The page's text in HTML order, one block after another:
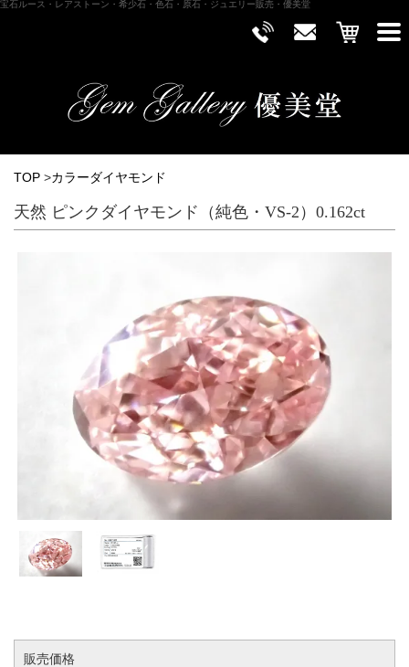
宝石ルース・レアストーン・希少石・色石・原石・ジュエリー販売・優美堂
TOP >カラーダイヤモンド
天然 ピンクダイヤモンド（純色・VS-2）0.162ct
販売価格